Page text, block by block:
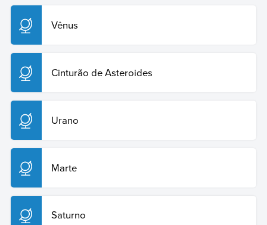
Vênus
Cinturão de Asteroides
Urano
Marte
Saturno